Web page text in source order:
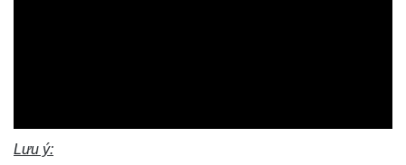
Lưu ý: